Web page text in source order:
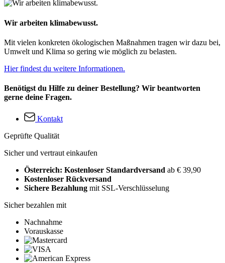
Wir arbeiten klimabewusst.
Mit vielen konkreten ökologischen Maßnahmen tragen wir dazu bei,
Umwelt und Klima so gering wie möglich zu belasten.
Hier findest du weitere Informationen.
Benötigst du Hilfe zu deiner Bestellung? Wir beantworten
gerne deine Fragen.
Kontakt
Geprüfte Qualität
Sicher und vertraut einkaufen
Österreich: Kostenloser Standardversand ab € 39,90
Kostenloser Rückversand
Sichere Bezahlung mit SSL-Verschlüsselung
Sicher bezahlen mit
Nachnahme
Vorauskasse